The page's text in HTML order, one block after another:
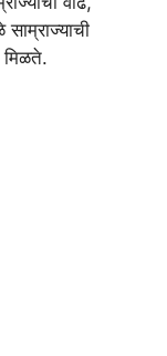
साम्राज्याची
मिळते.